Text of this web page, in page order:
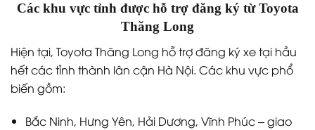
Các khu vực tỉnh được hỗ trợ đăng ký từ Toyota
Thăng Long
Hiện tại, Toyota Thăng Long hỗ trợ đăng ký xe tại hầu
hết các tỉnh thành lân cận Hà Nội. Các khu vực phổ
biến gồm:
Bắc Ninh, Hưng Yên, Hải Dương, Vĩnh Phúc – giao